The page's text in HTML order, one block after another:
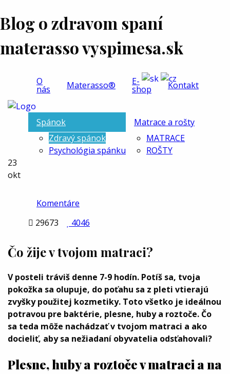
Blog o zdravom spaní
materasso vyspimesa.sk
O
nás Materasso® E-
shop Kontakt
Spánok
Zdravý spánok
Psychológia spánku
Matrace a rošty
MATRACE
ROŠTY
23
okt
Komentáre
 29673 4046
Čo žije v tvojom matraci?
V posteli tráviš denne 7-9 hodín. Potíš sa, tvoja
pokožka sa olupuje, do poťahu sa z pleti vtierajú
zvyšky použitej kozmetiky. Toto všetko je ideálnou
potravou pre baktérie, plesne, huby a roztoče. Čo
sa teda môže nachádzať v tvojom matraci a ako
docieliť, aby sa nežiadaní obyvatelia odsťahovali?
Plesne, huby a roztoče v matraci a na